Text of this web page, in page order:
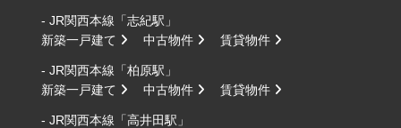
- JR関西本線「志紀駅」
新築一戸建て
中古物件 賃貸物件
- JR関西本線「柏原駅」
新築一戸建て
中古物件 賃貸物件
- JR関西本線「高井田駅」